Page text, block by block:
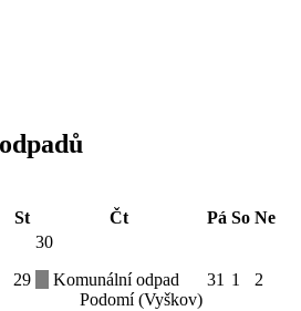
St Čt Pá So Ne
29
30
Komunální odpad
Podomí (Vyškov)
31 1 2